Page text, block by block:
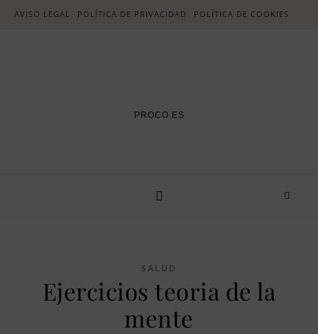
AVISO LEGAL POLÍTICA DE PRIVACIDAD POLÍTICA DE COOKIES
PROCO.ES
SALUD
Ejercicios teoria de la
mente